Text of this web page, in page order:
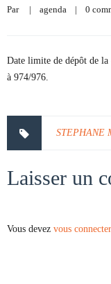
Par | agenda | 0
Date limite de dépôt de la
à 974/976.
STEPHANE
Laisser un
Vous devez vous connecter